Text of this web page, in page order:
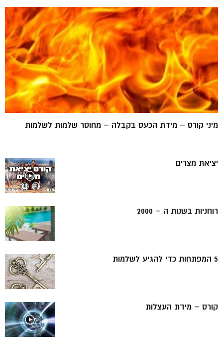
מיני קורס – מידת הכעס בקבלה – מחוסר שלמות לשלמות
יציאת מצרים
רוחניות בשנות ה – 2000
5 המפתחות כדי להגיע לשלמות
קורס – מידת העצלות